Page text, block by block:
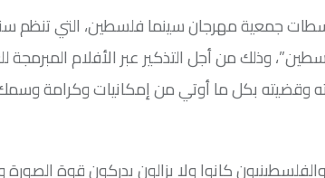
الوطني لفيلم الهواة بسطات جمعية مهرجان سينما فلسطين، التي
وذلك من أجل التذكير عبر الأفلام المبرمجة
وقضيته بكل ما أوتي من إمكانيات وكرامة
كانوا ولا يزالون يدركون قوة الصورة